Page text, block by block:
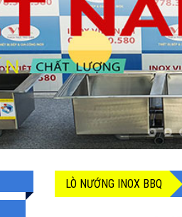
LÒ NƯỚNG INOX BBQ